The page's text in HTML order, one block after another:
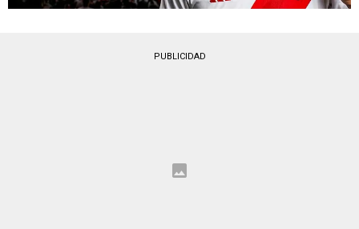
PUBLICIDAD